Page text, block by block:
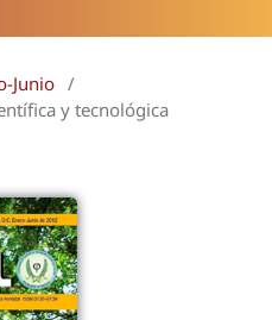
Junio /
y tecnológica